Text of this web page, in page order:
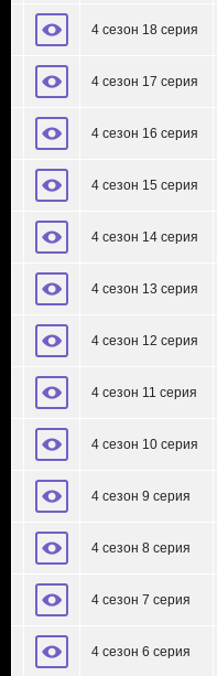
4 сезон 18 серия
4 сезон 17 серия
4 сезон 16 серия
4 сезон 15 серия
4 сезон 14 серия
4 сезон 13 серия
4 сезон 12 серия
4 сезон 11 серия
4 сезон 10 серия
4 сезон 9 серия
4 сезон 8 серия
4 сезон 7 серия
4 сезон 6 серия